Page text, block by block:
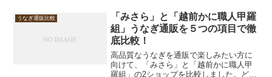
リューム、価格などの違いを分かりやす
くまとめました。購入前の参考...
うなぎ通販比較
「みさら」と「越前かに職人甲羅
組」うなぎ通販を５つの項目で徹
底比較！
高品質なうなぎを通販で楽しみたい方に
向けて、「みさら」と「越前かに職人甲
羅組」の2ショップを比較しました。どち